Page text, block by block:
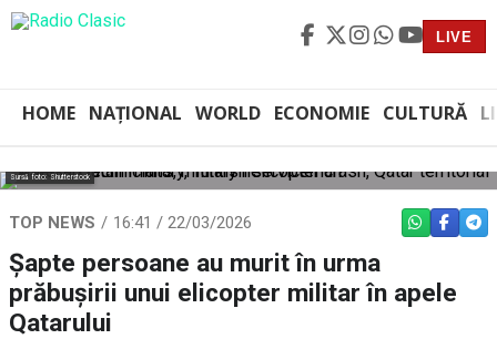
LIVE
HOME NAȚIONAL WORLD ECONOMIE CULTURĂ
Sursă foto: Shutterstock
TOP NEWS 16:41 / 22/03/2026 WHATSAPP
Şapte persoane au murit în urma
prăbușirii unui elicopter militar în apele
Qatarului